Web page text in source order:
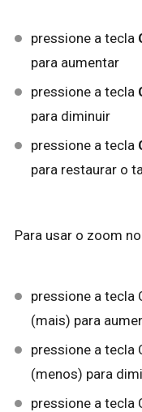
pressione a tecla
para aumentar
pressione a tecla
para diminuir
pressione a tecla
para restaurar o
Para usar o zoom
pressione a tecla
(mais) para
pressione a tecla
(menos) para
pressione a tecla